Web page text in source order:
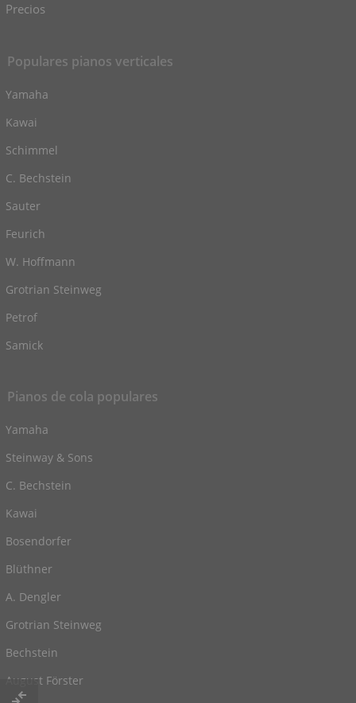
Precios
Populares pianos verticales
Yamaha
Kawai
Schimmel
C. Bechstein
Sauter
Feurich
W. Hoffmann
Grotrian Steinweg
Petrof
Samick
Pianos de cola populares
Yamaha
Steinway & Sons
C. Bechstein
Kawai
Bosendorfer
Blüthner
A. Dengler
Grotrian Steinweg
Bechstein
August Förster